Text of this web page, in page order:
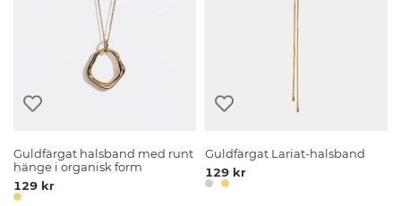
Guldfärgat halsband med runt
hänge i organisk form
129 kr
Guldfärgat Lariat-halsband
129 kr